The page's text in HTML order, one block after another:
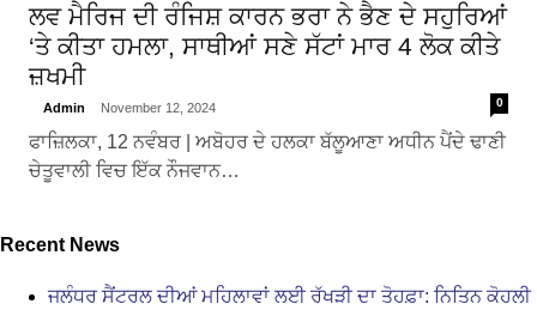
ਲਵ ਮੈਰਿਜ ਦੀ ਰੰਜਿਸ਼ ਕਾਰਨ ਭਰਾ ਨੇ ਭੈਣ ਦੇ ਸਹੁਰਿਆਂ
‘ਤੇ ਕੀਤਾ ਹਮਲਾ, ਸਾਥੀਆਂ ਸਣੇ ਸੱਟਾਂ ਮਾਰ 4 ਲੋਕ ਕੀਤੇ
ਜ਼ਖਮੀ
Admin November 12, 2024 0
ਫਾਜ਼ਿਲਕਾ, 12 ਨਵੰਬਰ | ਅਬੋਹਰ ਦੇ ਹਲਕਾ ਬੱਲੂਆਣਾ ਅਧੀਨ ਪੈਂਦੇ ਢਾਣੀ
ਚੇਤੂਵਾਲੀ ਵਿਚ ਇੱਕ ਨੌਜਵਾਨ…
Recent News
ਜਲੰਧਰ ਸੈਂਟਰਲ ਦੀਆਂ ਮਹਿਲਾਵਾਂ ਲਈ ਰੱਖੜੀ ਦਾ ਤੋਹਫ਼ਾ: ਨਿਤਿਨ ਕੋਹਲੀ